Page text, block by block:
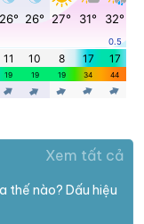
Xem tất cả
thế nào? Dấu hiệu